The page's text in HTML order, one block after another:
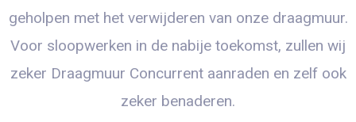
geholpen met het verwijderen van onze draagmuur.
Voor sloopwerken in de nabije toekomst, zullen wij
zeker Draagmuur Concurrent aanraden en zelf ook
zeker benaderen.